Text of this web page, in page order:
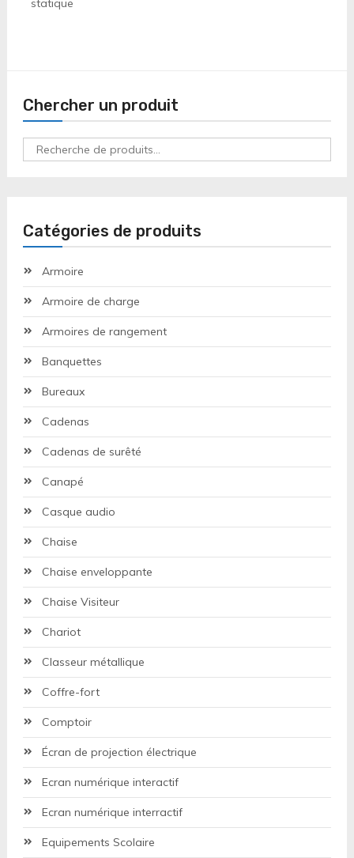
statique
Chercher un produit
Recherche
pour :
Catégories de produits
Armoire
Armoire de charge
Armoires de rangement
Banquettes
Bureaux
Cadenas
Cadenas de surêté
Canapé
Casque audio
Chaise
Chaise enveloppante
Chaise Visiteur
Chariot
Classeur métallique
Coffre-fort
Comptoir
Écran de projection électrique
Ecran numérique interactif
Ecran numérique interractif
Equipements Scolaire